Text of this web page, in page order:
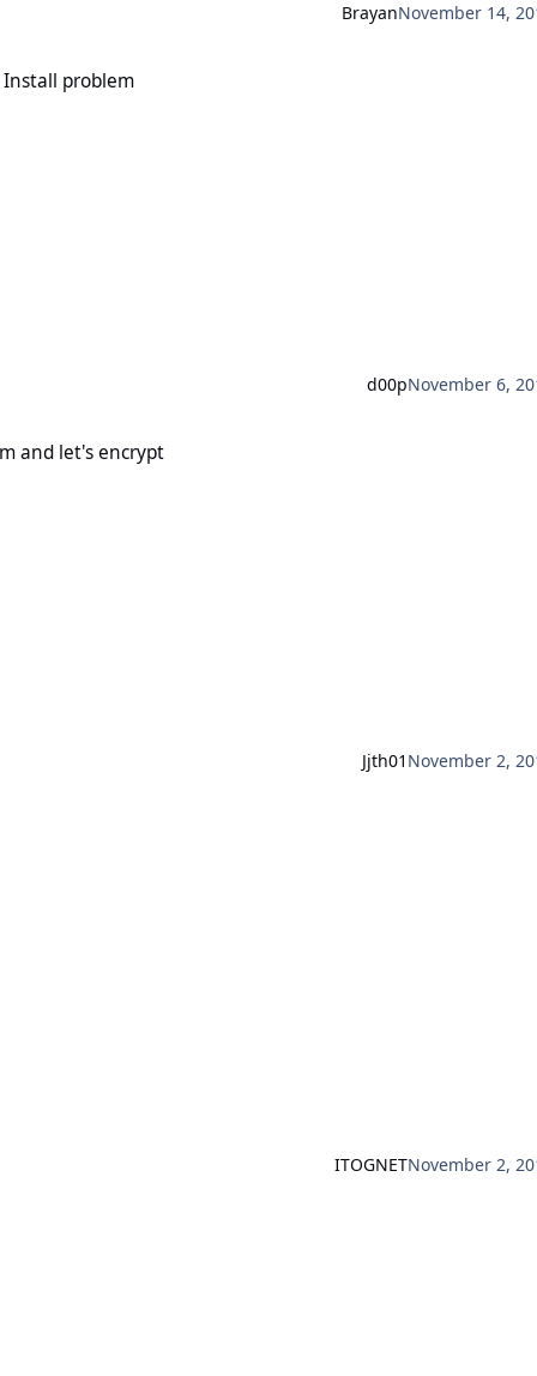
BrayanNovember 14,
Install problem
d00pNovember 6,
and let's encrypt
Jjth01 November 2,
ITOGNETNovember 2,